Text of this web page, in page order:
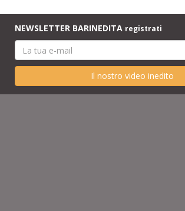
NEWSLETTER BARINEDITA registrati
Il nostro video inedito